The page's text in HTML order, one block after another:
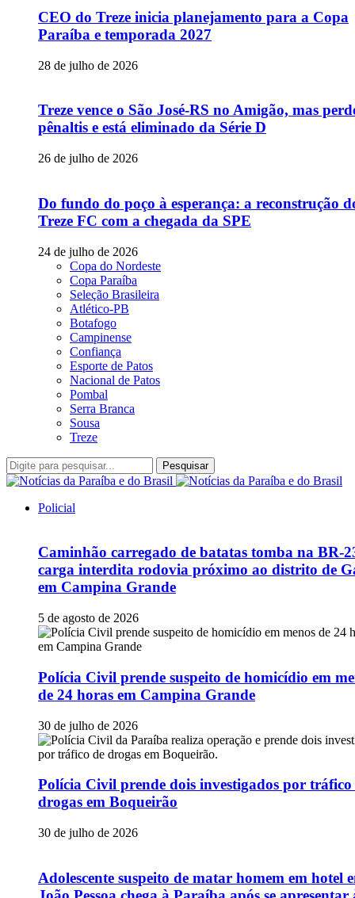
CEO do Treze inicia planejamento para a Copa
Paraíba e temporada 2027
28 de julho de 2026
Treze vence o São José-RS no Amigão, mas
pênaltis e está eliminado da Série D
26 de julho de 2026
Do fundo do poço à esperança: a reconstrução
Treze FC com a chegada da SPE
24 de julho de 2026
Copa do Nordeste
Copa Paraíba
Seleção Brasileira
Atlético-PB
Botafogo
Campinense
Confiança
Esporte de Patos
Nacional de Patos
Pombal
Serra Branca
Sousa
Treze
Pesquisar
Policial
Caminhão carregado de batatas tomba na BR-
carga interdita rodovia próximo ao distrito de
em Campina Grande
5 de agosto de 2026
Polícia Civil prende suspeito de homicídio em
de 24 horas em Campina Grande
30 de julho de 2026
Polícia Civil prende dois investigados por tráfico
drogas em Boqueirão
30 de julho de 2026
Adolescente suspeito de matar homem em hotel